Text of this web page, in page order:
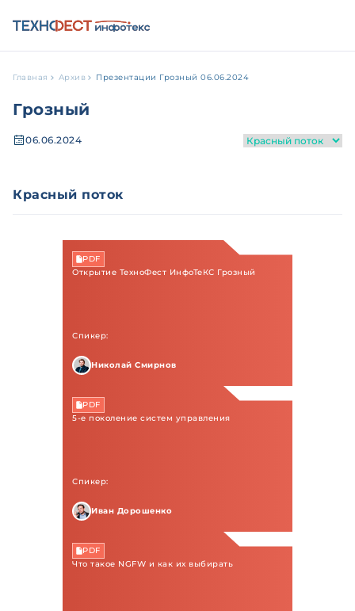
Главная Архив Презентации Грозный 06.06.2024
Грозный
06.06.2024
Красный поток
PDF
Открытие ТехноФест ИнфоТеКС Грозный
Спикер:
Николай Смирнов
PDF
5-е поколение систем управления
Спикер:
Иван Дорошенко
PDF
Что такое NGFW и как их выбирать